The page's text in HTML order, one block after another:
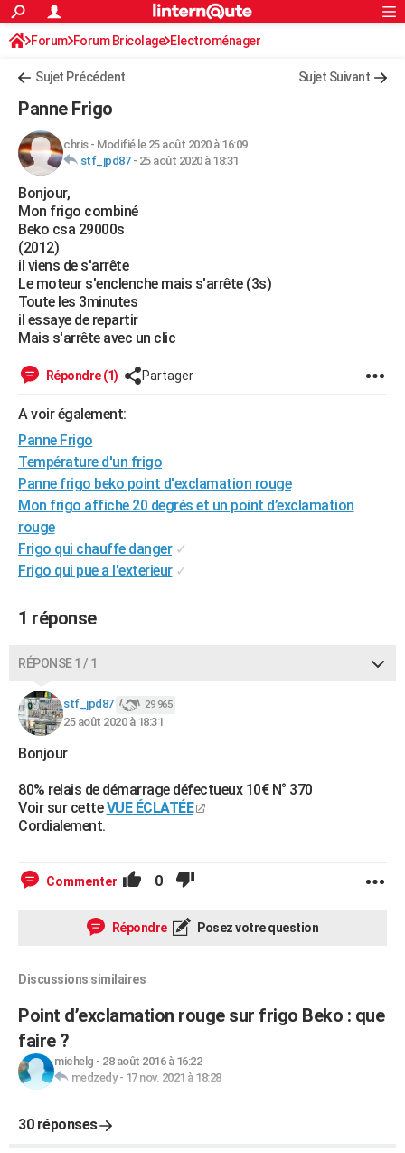
ACTUALITÉS
Politique
Société
Faits Divers
Education
Monde
Villes
+
FINANCE
Retraite
Impôts
Epargne
Immobilier
Risques naturels par ville
Banque
Assurance
Crédit
AUTO
Essais
Réserver un essai
Citadines
Berlines
SUV
Forum auto
+HIGH-TECH
Mobiles
Meilleur smartphone
Internet
Ordinateurs
Jeux vidéo
Guide high-tech
+BRICOLAGE
Forum
Aménagement intérieur
Extérieur
Cuisine
Salle de bains
Jardinage
Rangement
WEEK-END
Guides de France
Escapades
Patrimoine
Expositions
Musées
Week-end nature
+LIFESTYLE
Alimentation
Guide de la santé
Maladies
Médicaments
Sommeil
Destinations
City break
Voyage nature
Voyage de noces
Forum
Climat
+
GUIDES D'ACHAT
BONS PLANS
CARTE DE VOEUX
Carte de Noël
Carte Bonne année
Carte Saint-Valentin
Carte Pâques
Carte d'anniversaire
DICTIONNAIRE
PROGRAMME TV
FORUM
Bricolage
Lifestyle
Culture
Sport
Auto
Television
Voyage
Cinema
S'inscrire
Connexion
Forum Forum Bricolage Electroménager
Sujet Précédent Sujet Suivant
Panne Frigo
chris- Modifié le 25 août 2020 à 16:09
stf_jpd87- 25 août 2020 à 18:31
Bonjour,
Mon frigo combiné
Beko csa 29000s
(2012)
il viens de s'arrête
Le moteur s'enclenche mais s'arrête (3s)
Toute les 3minutes
il essaye de repartir
Mais s'arrête avec un clic
Répondre (1) Partager
A voir également:
Panne Frigo
Température d'un frigo
Panne frigo beko point d'exclamation rouge
Mon frigo affiche 20 degrés et un point d’exclamation
rouge
Frigo qui chauffe danger ✓
Frigo qui pue a l'exterieur ✓
1 réponse
RÉPONSE 1 / 1
stf_jpd87 29 965
25 août 2020 à 18:31
Bonjour
80% relais de démarrage défectueux 10€ N° 370
Voir sur cetteVUE ÉCLATÉE
Cordialement.
Commenter 0
Répondre Posez votre question
Discussions similaires
Point d’exclamation rouge sur frigo Beko : que
faire ?
michelg - 28 août 2016 à 16:22
medzedy- 17 nov. 2021 à 18:28
30 réponses